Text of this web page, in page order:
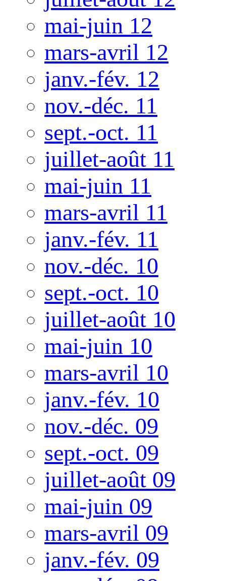
mai-juin 12
mars-avril 12
janv.-fév. 12
nov.-déc. 11
sept.-oct. 11
juillet-août 11
mai-juin 11
mars-avril 11
janv.-fév. 11
nov.-déc. 10
sept.-oct. 10
juillet-août 10
mai-juin 10
mars-avril 10
janv.-fév. 10
nov.-déc. 09
sept.-oct. 09
juillet-août 09
mai-juin 09
mars-avril 09
janv.-fév. 09